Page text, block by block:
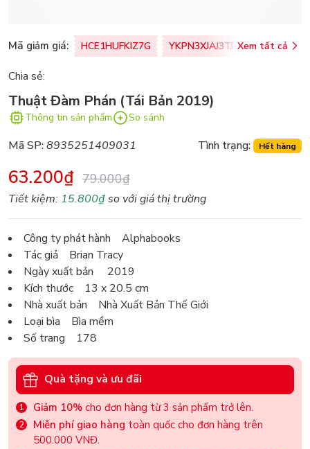
Mã giảm giá: HCE1HUFKIZ7G YKPN3XJAJ3TJ Xem tất cả
Chia sẻ:
Thuật Đàm Phán (Tái Bản 2019)
Thông tin sản phẩm So sánh
Mã SP:8935251409031 Tình trạng: Hết hàng
63.200₫ 79.000₫
Tiết kiệm: 15.800₫so với giá thị trường
Công ty phát hành Alphabooks
Tác giả Brian Tracy
Ngày xuất bản 2019
Kích thước 13 x 20.5 cm
Nhà xuất bản Nhà Xuất Bản Thế Giới
Loại bìa Bìa mềm
Số trang 178
Quà tặng và ưu đãi
Giảm 10% cho đơn hàng từ 3 sản phẩm trở lên.
Miễn phí giao hàng toàn quốc cho đơn hàng trên
500.000 VNĐ.